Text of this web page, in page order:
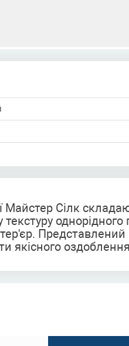
Майстер Сілк
якісного